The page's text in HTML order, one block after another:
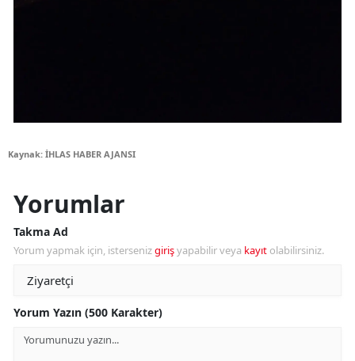
Kaynak: İHLAS HABER AJANSI
Yorumlar
Takma Ad
Yorum yapmak için, istersenizgirişyapabilir veya kayıt olabilirsiniz.
Yorum Yazın (500 Karakter)